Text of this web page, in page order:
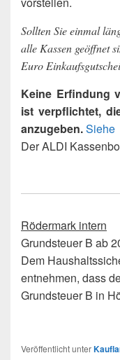
Sollten Sie einmal
alle Kassen geöffnet
Euro
Keine Erfindung
ist verpflichtet,
anzugeben.Siehe
Der ALDI
Rödermark intern
Grundsteuer B ab
Dem
entnehmen, dass
Grundsteuer B in
Veröffentlicht unter